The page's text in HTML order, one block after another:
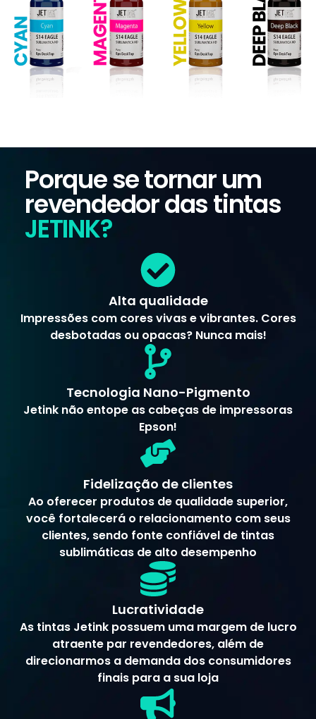
Porque se tornar um
revendedor das tintas
JETINK?
Alta qualidade
Impressões com cores vivas e vibrantes. Cores
desbotadas ou opacas? Nunca mais!
Tecnologia Nano-Pigmento
Jetink não entope as cabeças de impressoras
Epson!
Fidelização de clientes
Ao oferecer produtos de qualidade superior,
você fortalecerá o relacionamento com seus
clientes, sendo fonte confiável de tintas
sublimáticas de alto desempenho
Lucratividade
As tintas Jetink possuem uma margem de lucro
atraente par revendedores, além de
direcionarmos a demanda dos consumidores
finais para a sua loja